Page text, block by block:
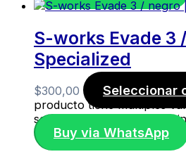
S-works Evade 3 /
Specialized
$300,00 Seleccionar
producto tiene múltiples
se pueden elegir en la
Buy via WhatsApp